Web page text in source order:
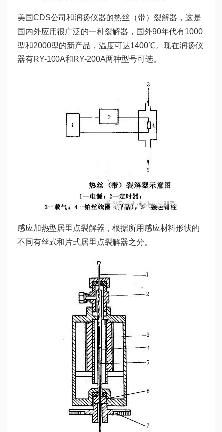
美国CDS公司和润扬仪器的热丝（带）裂解器，这是
国内外应用很广泛的一种裂解器，国外90年代有1000
型和2000型的新产品，温度可达1400℃。现在润扬仪
器有RY-100A和RY-200A两种型号可选。
感应加热型居里点裂解器，根据所用感应材料形状的
不同有丝式和片式居里点裂解器之分。